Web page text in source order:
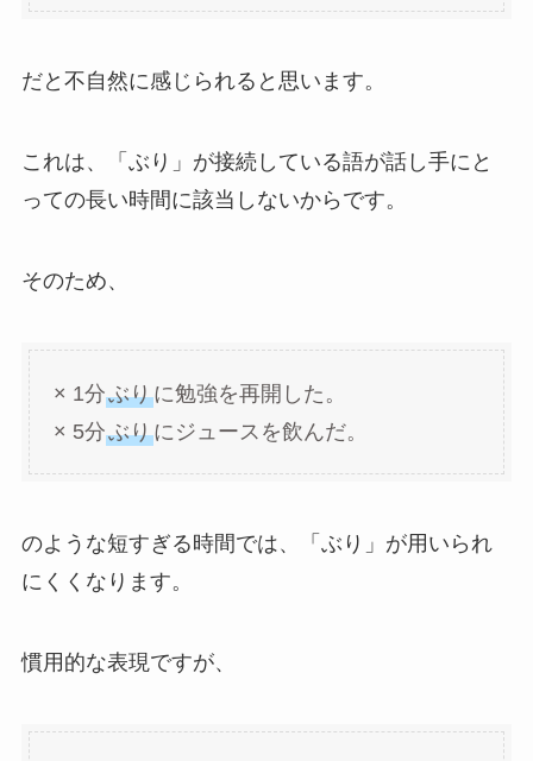
だと不自然に感じられると思います。
これは、「ぶり」が接続している語が話し手にと
っての長い時間に該当しないからです。
そのため、
× 1分ぶりに勉強を再開した。
× 5分ぶりにジュースを飲んだ。
のような短すぎる時間では、「ぶり」が用いられ
にくくなります。
慣用的な表現ですが、